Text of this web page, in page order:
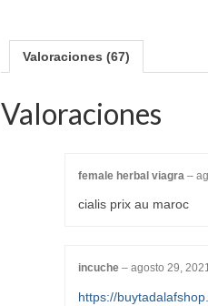
Valoraciones (67)
Valoraciones
female herbal viagra –
cialis prix au maroc
incuche – agosto 29, 2021
https://